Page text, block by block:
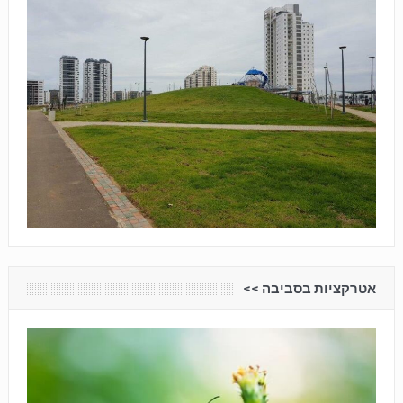
אטרקציות בסביבה <<